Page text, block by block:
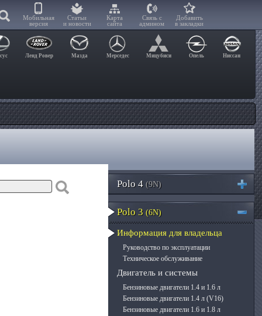
Мобильная
версия
Статьи
и новости
Карта
сайта
Связь с
админом
Добавить
в закладки
Ленд Ровер Мазда Мерседес Мицубиси Опель Ниссан
Polo 4 (9N)
Polo 3 (6N)
Информация для владельца
Руководство по эксплуатации
Техническое обслуживание
Двигатель и системы
Бензиновые двигатели 1.4 и 1.6 л
Бензиновые двигатели 1.4 л (V16)
Бензиновые двигатели 1.6 и 1.8 л